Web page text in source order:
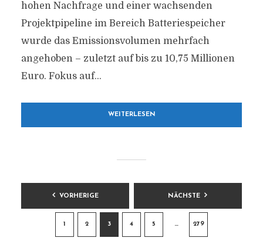
hohen Nachfrage und einer wachsenden
Projektpipeline im Bereich Batteriespeicher
wurde das Emissionsvolumen mehrfach
angehoben – zuletzt auf bis zu 10,75 Millionen
Euro. Fokus auf...
WEITERLESEN
BEITRAGSNAVIGATION
VORHERIGE
1 2 3 4 5 … 279
NÄCHSTE